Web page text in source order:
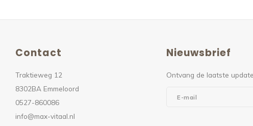
Contact
Traktieweg 12
8302BA Emmeloord
0527-860086
info@max-vitaal.nl
Nieuwsbrief
Ontvang de laatste